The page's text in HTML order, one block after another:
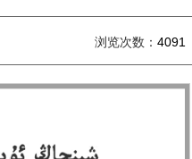
浏览次数： 4091